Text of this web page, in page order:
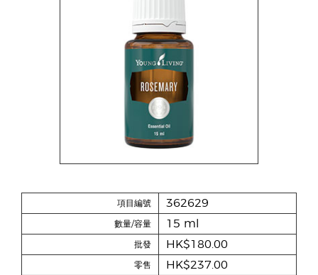
項目編號 362629
數量/容量 15 ml
批發 HK$180.00
零售 HK$237.00